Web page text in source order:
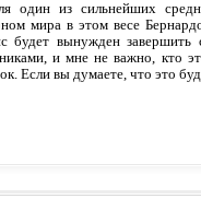
один из сильнейших
мира в этом весе
будет вынужден завершить
и мне не важно, кто
Если вы думаете, что это